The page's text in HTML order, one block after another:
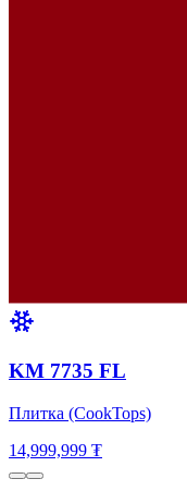
KM 7735 FL
Плитка (CookTops)
14,999,999 ₮